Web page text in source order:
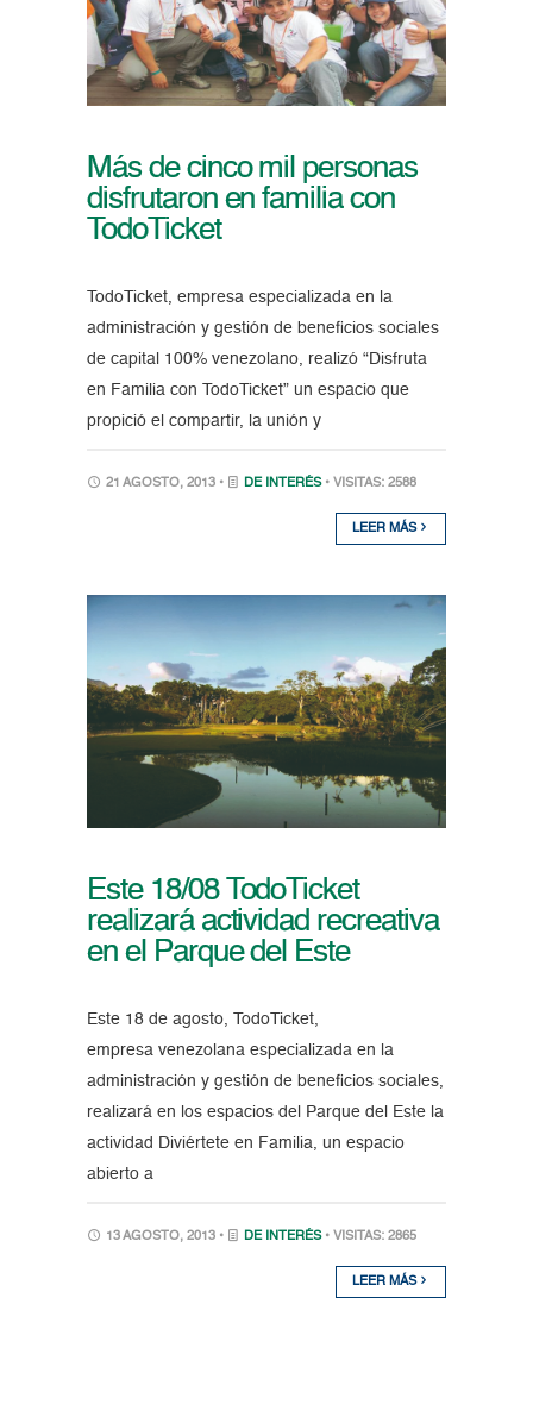
Más de cinco mil personas
disfrutaron en familia con
TodoTicket
TodoTicket, empresa especializada en la
administración y gestión de beneficios sociales
de capital 100% venezolano, realizó “Disfruta
en Familia con TodoTicket” un espacio que
propició el compartir, la unión y
21 AGOSTO, 2013 • DE INTERÉS • VISITAS: 2588
LEER MÁS
Este 18/08 TodoTicket
realizará actividad recreativa
en el Parque del Este
Este 18 de agosto, TodoTicket,
empresa venezolana especializada en la
administración y gestión de beneficios sociales,
realizará en los espacios del Parque del Este la
actividad Diviértete en Familia, un espacio
abierto a
13 AGOSTO, 2013 • DE INTERÉS • VISITAS: 2865
LEER MÁS